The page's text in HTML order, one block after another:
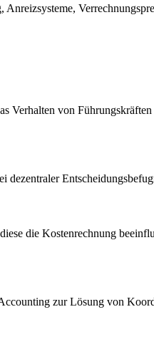
Verhalten von
dezentraler
die Kostenrechnung
zur Lösung von